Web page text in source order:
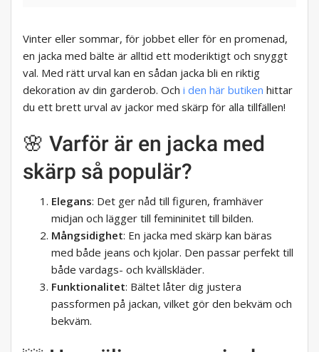
Vinter eller sommar, för jobbet eller för en promenad,
en jacka med bälte är alltid ett moderiktigt och snyggt
val. Med rätt urval kan en sådan jacka bli en riktig
dekoration av din garderob. Och i den här butiken hittar
du ett brett urval av jackor med skärp för alla tillfällen!
🌸 Varför är en jacka med
skärp så populär?
Elegans: Det ger nåd till figuren, framhäver
midjan och lägger till femininitet till bilden.
Mångsidighet: En jacka med skärp kan bäras
med både jeans och kjolar. Den passar perfekt till
både vardags- och kvällskläder.
Funktionalitet: Bältet låter dig justera
passformen på jackan, vilket gör den bekväm och
bekväm.